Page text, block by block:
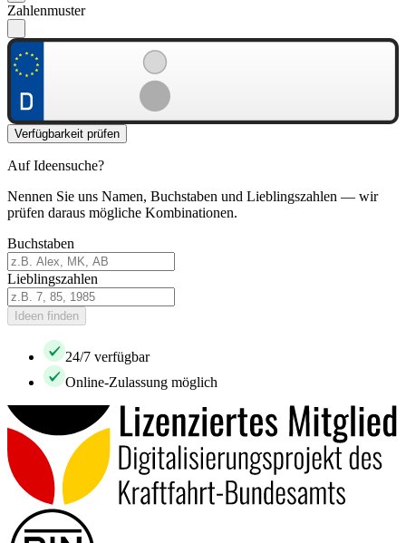
Zahlenmuster
Verfügbarkeit prüfen
Auf Ideensuche?
Nennen Sie uns Namen, Buchstaben und Lieblingszahlen — wir
prüfen daraus mögliche Kombinationen.
Buchstaben
Lieblingszahlen
Ideen finden
24/7 verfügbar
Online-Zulassung möglich